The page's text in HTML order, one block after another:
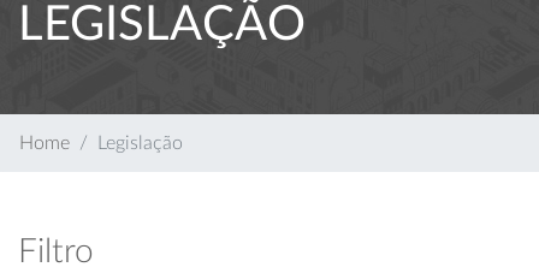
LEGISLAÇÃO
Home Legislação
Filtro